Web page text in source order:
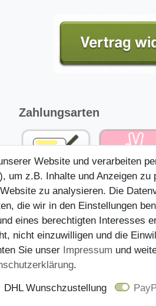
Zahlungsarten
Website und verarbeiten
z.B. Inhalte und Anzeigen zu
zu analysieren. Die
die wir in den Einstellungen
eines berechtigten Interesses
nicht einzuwilligen und die
Sie unser Impressum und
.
DHL Wunschzustellung